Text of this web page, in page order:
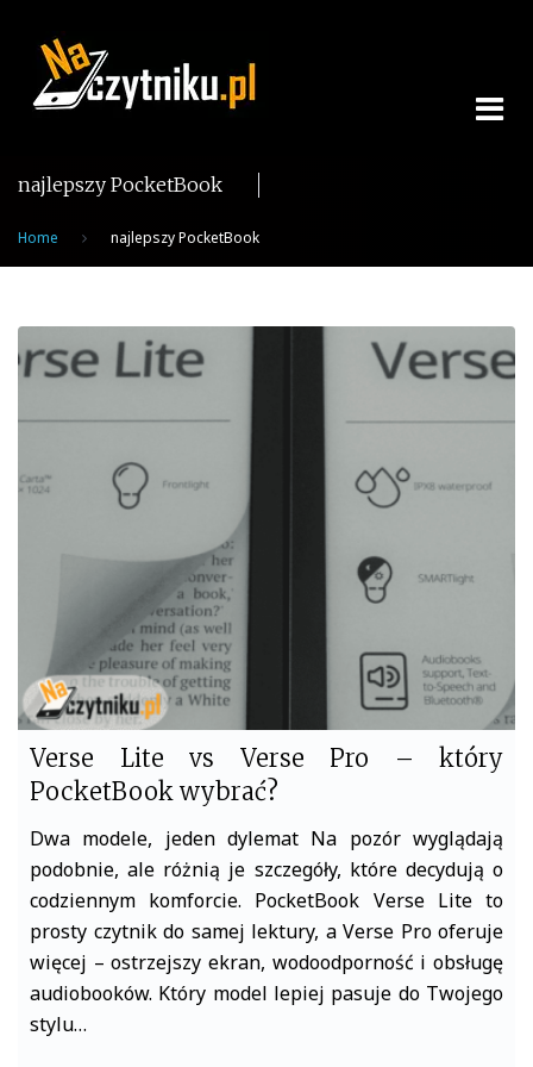
content
najlepszy PocketBook
Home najlepszy PocketBook
Tag:
najlepszy
PocketBook
Verse Lite vs Verse Pro – który
PocketBook wybrać?
Dwa modele, jeden dylemat Na pozór wyglądają
podobnie, ale różnią je szczegóły, które decydują o
codziennym komforcie. PocketBook Verse Lite to
prosty czytnik do samej lektury, a Verse Pro oferuje
więcej – ostrzejszy ekran, wodoodporność i obsługę
audiobooków. Który model lepiej pasuje do Twojego
stylu…